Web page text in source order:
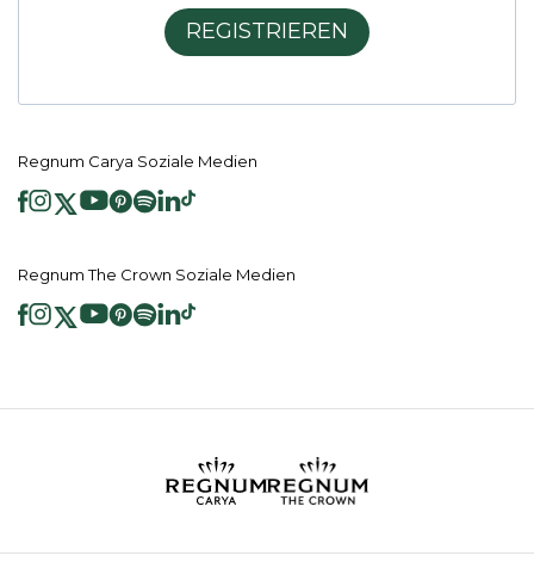
REGISTRIEREN
Regnum Carya Soziale Medien
Regnum The Crown Soziale Medien